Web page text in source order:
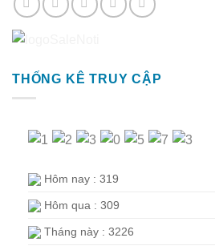
THỐNG KÊ TRUY CẬP
Hôm nay : 319
Hôm qua : 309
Tháng này : 3226